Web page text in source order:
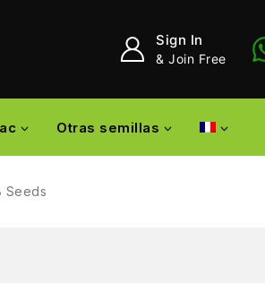
Sign In
& Join Free
Otras semillas
Seeds